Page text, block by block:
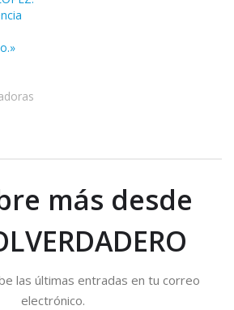
más desde
las últimas entradas en tu correo
electrónico.